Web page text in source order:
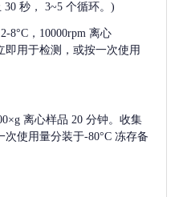
秒， 3~5 个循环。)
2-8°C，10000rpm 离心
即用于检测，或按一次使用
离心样品 20 分钟。收集
使用量分装于-80°C 冻存备